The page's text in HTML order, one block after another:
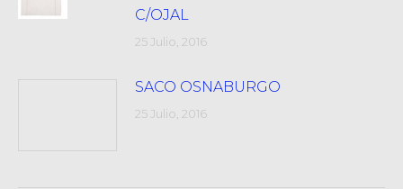
C/OJAL
25 Julio, 2016
SACO OSNABURGO
25 Julio, 2016